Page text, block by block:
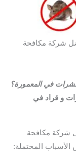
شركة مكافحة
حشرات في المعمورة؟
و قراد في
شركة مكافحة
المحتملة: